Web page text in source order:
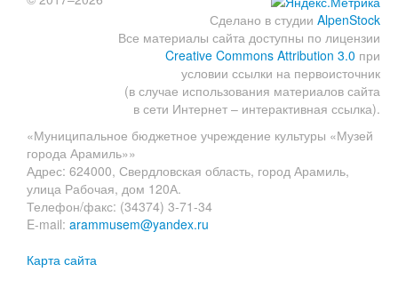
Сделано в студии AlpenStock
Все материалы сайта доступны по лицензии
Creative Commons Attribution 3.0 при
условии ссылки на первоисточник
(в случае использования материалов сайта
в сети Интернет – интерактивная ссылка).
«Муниципальное бюджетное учреждение культуры «Музей
города Арамиль»»
Адрес: 624000, Свердловская область, город Арамиль,
улица Рабочая, дом 120А.
Телефон/факс: (34374) 3-71-34
E-mail: arammusem@yandex.ru
Карта сайта